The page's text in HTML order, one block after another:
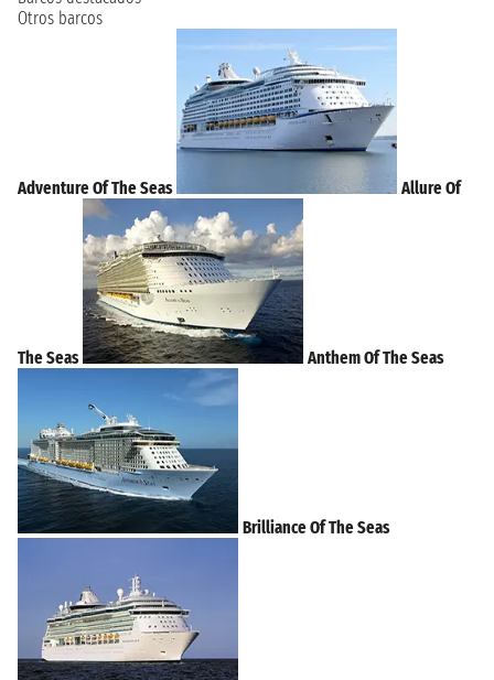
Otros barcos
Adventure Of The Seas Allure Of
The Seas Anthem Of The Seas
Brilliance Of The Seas